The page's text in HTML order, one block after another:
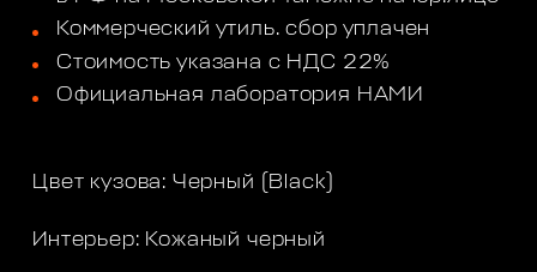
Коммерческий утиль. сбор уплачен
Стоимость указана с НДС 22%
Официальная лаборатория НАМИ
Цвет кузова: Черный (Black)
Интерьер: Кожаный черный